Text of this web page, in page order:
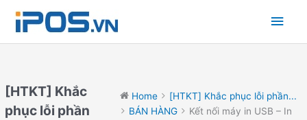
Main
[HTKT] Khắc
phục lỗi phần
Home
[HTKT] Khắc phục lỗi phần...
BÁN HÀNG
Kết nối máy in USB – In